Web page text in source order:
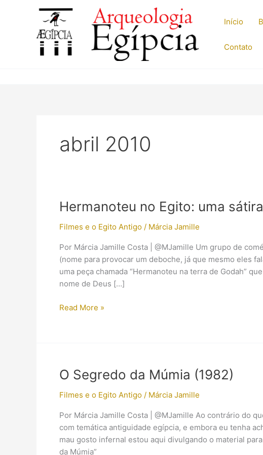
Início
Contato
abril 2010
Hermanoteu no Egito: uma
Filmes e o Egito Antigo / Márcia Jamille
Por Márcia Jamille Costa | @MJamille Um grupo de
(nome para provocar um deboche, já que mesmo eles
uma peça chamada “Hermanoteu na terra de Godah”
nome de Deus […]
Hermanoteu
ao
Êxodo
Read More »
O Segredo da Múmia (1982)
Filmes e o Egito Antigo / Márcia Jamille
Por Márcia Jamille Costa | @MJamille Ao contrário do
com temática antiguidade egípcia, e embora eu tenha
mau gosto infernal estou aqui divulgando o material
da Múmia”